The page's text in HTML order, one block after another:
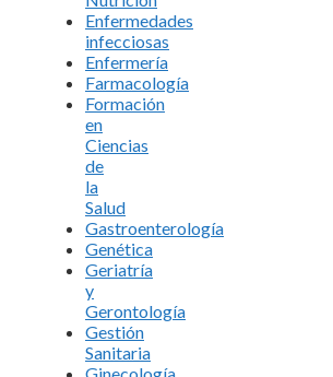
Enfermedades
infecciosas
Enfermería
Farmacología
Formación
en
Ciencias
de
la
Salud
Gastroenterología
Genética
Geriatría
y
Gerontología
Gestión
Sanitaria